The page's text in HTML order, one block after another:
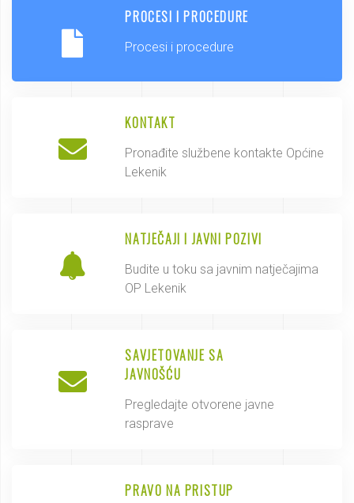
PROCESI I PROCEDURE
Procesi i procedure
KONTAKT
Pronađite službene kontakte Općine
Lekenik
NATJEČAJI I JAVNI POZIVI
Budite u toku sa javnim natječajima
OP Lekenik
SAVJETOVANJE SA
JAVNOŠĆU
Pregledajte otvorene javne
rasprave
PRAVO NA PRISTUP